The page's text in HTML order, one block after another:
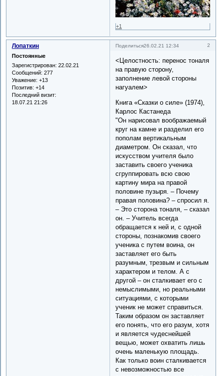
+1
Поделиться 2
26.02.21 12:34
Лопаткин
Постоянные
Зарегистрирован: 22.02.21
Сообщений: 277
Уважение: +13
Позитив: +14
Последний визит:
18.07.21 21:26
<Целостность: перенос тоналя
на правую сторону,
заполнение левой стороны
нагуалем>
Книга «Сказки о силе» (1974),
Карлос Кастанеда
"Он нарисовал воображаемый
круг на камне и разделил его
пополам вертикальным
диаметром. Он сказал, что
искусством учителя было
заставить своего ученика
сгруппировать всю свою
картину мира на правой
половине пузыря. – Почему
правая половина? – спросил я.
– Это сторона тоналя, – сказал
он. – Учитель всегда
обращается к ней и, с одной
стороны, познакомив своего
ученика с путем воина, он
заставляет его быть
разумным, трезвым и сильным
характером и телом. А с
другой – он сталкивает его с
немыслимыми, но реальными
ситуациями, с которыми
ученик не может справиться.
Таким образом он заставляет
его понять, что его разум, хотя
и является чудеснейшей
вещью, может охватить лишь
очень маленькую площадь.
Как только воин сталкивается
с невозможностью все